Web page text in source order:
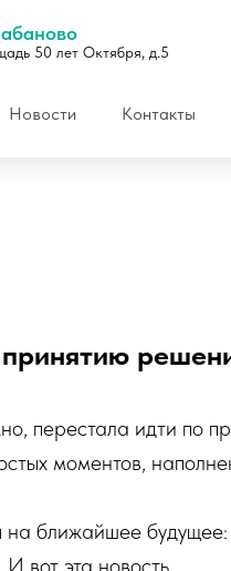
Новости Контакты
50 лет Октября, д.5
перестала идти
моментов,
ближайшее
вот эта новость…